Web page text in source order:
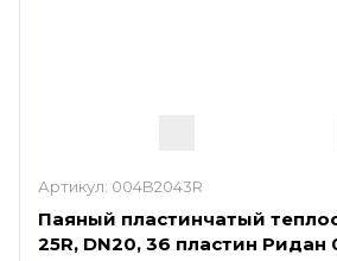
Артикул: 004B2043R
Паяный пластинчатый
25R, DN20, 36 пластин Ридан